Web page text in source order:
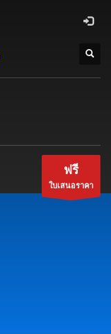
ฟรี
ใบเสนอราคา